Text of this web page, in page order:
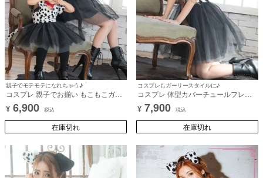
親子でモテモテになれちゃう♪
コスプレ 親子でお揃い もこもこガー
リーダルメシアン [3点セット] (ワンピ
ース/チョーカー/カチューシャ)【ハロ
ウィン】[tk-hwk886204]
¥ 6,900 税込
在庫切れ
コスプレもガーリースタイルに♪
コスプレ 体型カバーチュールフレア
スカートもこもこダルメシアン犬アニ
マル [3点セット] (ワンピース/チョー
カー/カチューシャ)【ハロウィン】[tk-
¥ 7,900 税込
在庫切れ